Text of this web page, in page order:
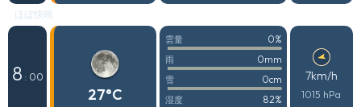
ほぼ快晴
8 : 00
27°C
雲量 0%
雨 0mm
雪 0cm
湿度 82%
7km/h
1015 hPa